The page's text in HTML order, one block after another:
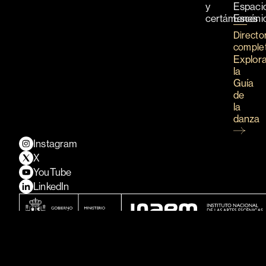
y
certámenes
la
Guía
de
la
danza
Instagram
X
YouTube
LinkedIn